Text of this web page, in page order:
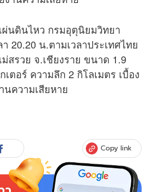
ผ่นดินไหว กรมอุตุนิยมวิทยา
า 20.20 น.ตามเวลาประเทศไทย
สรวย จ.เชียงราย ขนาด 1.9
ตอร์ ความลึก 2 กิโลเมตร เบื้อง
นความเสียหาย
Copy link